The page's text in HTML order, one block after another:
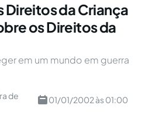
Direitos da Criança
os Direitos da
em um mundo em guerra
de 01/01/2002 às 01:00